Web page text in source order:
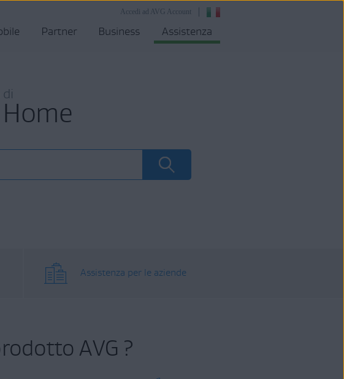
Accedi ad AVG Account
Partner Business Assistenza
Assistenza per le aziende
AVG ?